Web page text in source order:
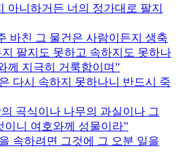
아니하거든 너의 정가대로 팔지
바친 그 물건은 사람이든지 생축
팔지도 못하고 속하지도 못하나
께 지극히 거룩함이며
다시 속하지 못하나니 반드시 죽
곡식이나 나무의 과실이나 그
이니 여호와께 성물이라
속하려면 그것에 그 오분 일을